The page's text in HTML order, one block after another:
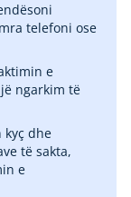
telefoni ose
e
ngarkim të
kyç dhe
të sakta,
e